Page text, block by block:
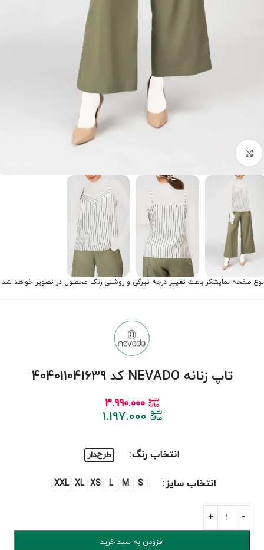
برای بزرگنمایی کلیک کنید
نوع صفحه نمایشگر باعث تغییر درجه تیرگی و روشنی رنگ محصول در تصویر خواهد شد.
تاپ زنانه NEVADO کد 404011041639
3.990.000
1.197.000
انتخاب رنگ طرح‌دار
انتخاب سایز S
M
L
XS
XL
XXL
افزودن به سبد خرید